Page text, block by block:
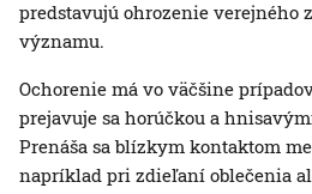
predstavujú ohrozenie verejného
významu.
Ochorenie má vo väčšine
prejavuje sa horúčkou a
Prenáša sa blízkym kontaktom
napríklad pri zdieľaní oblečenia